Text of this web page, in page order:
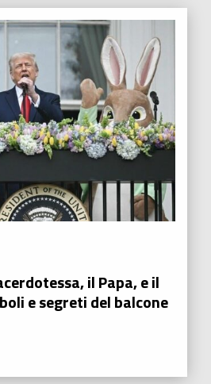
il Papa, e il
e segreti del balcone